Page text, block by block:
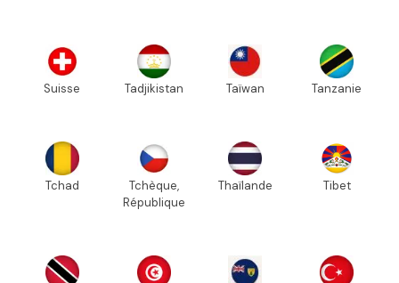
Suisse Tadjikistan Taïwan Tanzanie
Tchad
Tchèque,
République
Thaïlande Tibet